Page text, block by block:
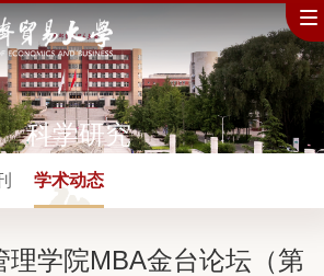
科学研究
学术动态
理学院MBA金台论坛（第